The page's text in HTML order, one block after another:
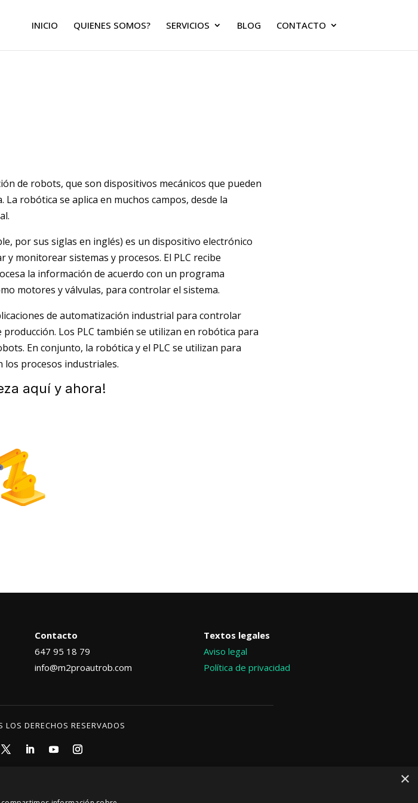
INICIO QUIENES SOMOS? SERVICIOS BLOG CONTACTO
de robots, que son dispositivos mecánicos que pueden
robótica se aplica en muchos campos, desde la
por sus siglas en inglés) es un dispositivo electrónico
monitorear sistemas y procesos. El PLC recibe
la información de acuerdo con un programa
motores y válvulas, para controlar el sistema.
de automatización industrial para controlar
Los PLC también se utilizan en robótica para
En conjunto, la robótica y el PLC se utilizan para
los procesos industriales.
aquí y ahora!
Contacto
647 95 18 79
info@m2proautrob.com
Textos legales
Aviso legal
Política de privacidad
DERECHOS RESERVADOS
×